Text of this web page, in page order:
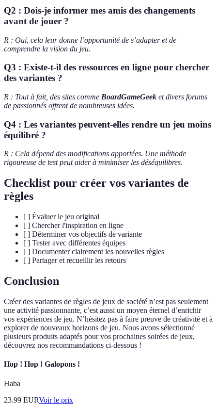
Q2 : Dois-je informer mes amis des changements
avant de jouer ?
R : Oui, cela leur donne l’opportunité de s’adapter et de
comprendre la vision du jeu.
Q3 : Existe-t-il des ressources en ligne pour chercher
des variantes ?
R : Tout à fait, des sites comme BoardGameGeek et divers forums
de passionnés offrent de nombreuses idées.
Q4 : Les variantes peuvent-elles rendre un jeu moins
équilibré ?
R : Cela dépend des modifications apportées. Une méthode
rigoureuse de test peut aider à minimiser les déséquilibres.
Checklist pour créer vos variantes de
règles
[ ] Évaluer le jeu original
[ ] Chercher l'inspiration en ligne
[ ] Déterminer vos objectifs de variante
[ ] Tester avec différentes équipes
[ ] Documenter clairement les nouvelles règles
[ ] Partager et recueillir les retours
Conclusion
Créer des variantes de règles de jeux de société n’est pas seulement
une activité passionnante, c’est aussi un moyen éternel d’enrichir
vos expériences de jeu. N’hésitez pas à faire preuve de créativité et à
explorer de nouveaux horizons de jeu. Nous avons sélectionné
plusieurs produits adaptés pour vos prochaines soirées de jeux,
découvrez nos recommandations ci-dessous !
Hop ! Hop ! Galopons !
Haba
23.99 EURVoir le prix